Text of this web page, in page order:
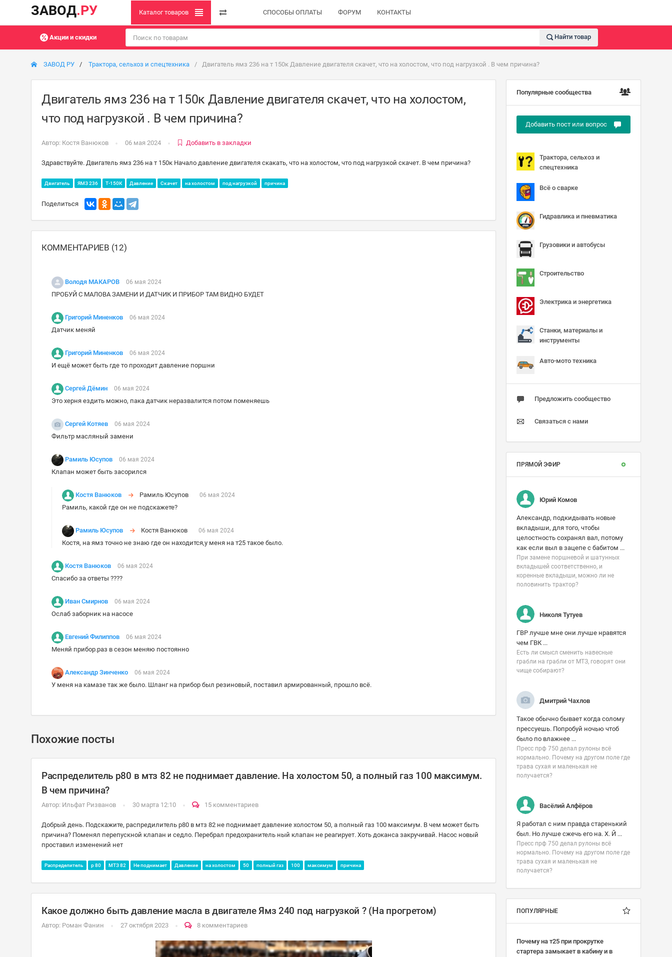
ЗАВОД.РУ Каталог товаров СПОСОБЫ ОПЛАТЫ ФОРУМ КОНТАКТЫ
Акции и скидки Найти товар
ЗАВОД РУ Трактора, сельхоз и спецтехника Двигатель ямз 236 на т 150к Давление двигателя скачет, что на холостом, что под нагрузкой . В чем причина?
Двигатель ямз 236 на т 150к Давление двигателя скачет, что на холостом,
что под нагрузкой . В чем причина?
Автор: Костя Ванюков 06 мая 2024 Добавить в закладки
Здравствуйте. Двигатель ямз 236 на т 150к Начало давление двигателя скакать, что на холостом, что под нагрузкой скачет. В чем причина?
Двигатель ЯМЗ 236 Т-150К Давление Скачет на холостом под нагрузкой причина
Поделиться
КОММЕНТАРИЕВ (12)
Володя МАКАРОВ 06 мая 2024
ПРОБУЙ С МАЛОВА ЗАМЕНИ И ДАТЧИК И ПРИБОР ТАМ ВИДНО БУДЕТ
Григорий Миненков 06 мая 2024
Датчик меняй
Григорий Миненков 06 мая 2024
И ещё может быть где то проходит давление поршни
Сергей Дёмин 06 мая 2024
Это херня ездить можно, пака датчик неразвалится потом поменяешь
Сергей Котяев 06 мая 2024
Фильтр масляный замени
Рамиль Юсупов 06 мая 2024
Клапан может быть засорился
Костя Ванюков Рамиль Юсупов 06 мая 2024
Рамиль, какой где он не подскажете?
Рамиль Юсупов Костя Ванюков 06 мая 2024
Костя, на ямз точно не знаю где он находится,у меня на т25 такое было.
Костя Ванюков 06 мая 2024
Спасибо за ответы ????
Иван Смирнов 06 мая 2024
Ослаб заборник на насосе
Евгений Филиппов 06 мая 2024
Меняй прибор.раз в сезон меняю постоянно
Александр Зинченко 06 мая 2024
У меня на камазе так же было. Шланг на прибор был резиновый, поставил армированный, прошло всё.
Похожие посты
Распределитель р80 в мтз 82 не поднимает давление. На холостом 50, а полный газ 100 максимум.
В чем причина?
Автор: Ильфат Ризванов 30 марта 12:10 15 комментариев
Добрый день. Подскажите, распредилитель р80 в мтз 82 не поднимает давление холостом 50, а полный газ 100 максимум. В чем может быть
причина? Поменял перепускной клапан и седло. Перебрал предохранитель ный клапан не реагирует. Хоть доканса закручивай. Насос новый
проставил изменений нет
Распределитель р 80 МТЗ 82 Не поднимает Давление на холостом 50 полный газ 100 максимум причина
Какое должно быть давление масла в двигателе Ямз 240 под нагрузкой ? (На прогретом)
Автор: Роман Фанин 27 октября 2023 8 комментариев
Популярные сообщества
Добавить пост или вопрос
Трактора, сельхоз и
спецтехника
Всё о сварке
Гидравлика и пневматика
Грузовики и автобусы
Строительство
Электрика и энергетика
Станки, материалы и
инструменты
Авто-мото техника
Предложить сообщество
Связаться с нами
ПРЯМОЙ ЭФИР
Юрий Комов
Александр, подкидывать новые
вкладыши, для того, чтобы
целостность сохранял вал, потому
как если выл в зацепе с бабитом ...
При замене поршневой и шатунных
вкладышей соответственно, и
коренные вкладыши, можно ли не
половинить трактор?
Николя Тутуев
ГВР лучше мне они лучше нравятся
чем ГВК ...
Есть ли смысл сменить навесные
грабли на грабли от МТЗ, говорят они
чище собирают?
Дмитрий Чахлов
Такое обычно бывает когда солому
прессуешь. Попробуй ночью чтоб
было по влажнее ...
Пресс прф 750 делал рулоны всë
нормально. Почему на другом поле где
трава сухая и маленькая не
получается?
Васёлий Алфёров
Я работал с ним правда старенький
был. Но лучше сжечь его на. Х. Й ...
Пресс прф 750 делал рулоны всë
нормально. Почему на другом поле где
трава сухая и маленькая не
получается?
ПОПУЛЯРНЫЕ
Почему на т25 при прокрутке
стартера замыкает в кабину и в